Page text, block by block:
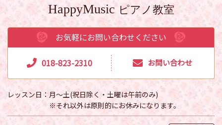
HappyMusic ピアノ教室
お気軽にお問い合わせください
018-823-2310 お問い合わせ
レッスン日
月～土(祝日除く・土曜は午前のみ)
※それ以外は原則的にお休みになります。